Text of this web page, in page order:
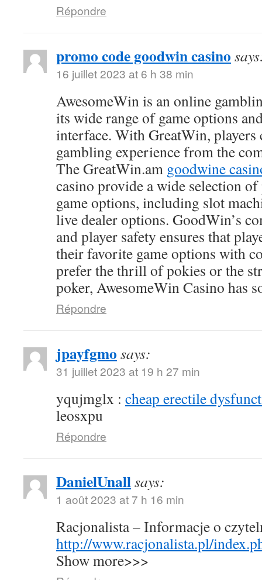
Répondre
promo code goodwin casino
16 juillet 2023 at 6 h 38 min
AwesomeWin is an online
its wide range of game options
interface. With GreatWin, players
gambling experience from the
The GreatWin.am goodwine
casino provide a wide selection
game options, including slot
live dealer options. GoodWin’s
and player safety ensures that
their favorite game options with
prefer the thrill of pokies or the
poker, AwesomeWin Casino has
Répondre
jpayfgmo says:
31 juillet 2023 at 19 h 27 min
yqujmglx : cheap erectile
leosxpu
Répondre
DanielUnallsays:
1 août 2023 at 7 h 16 min
Racjonalista – Informacje o
http://www.racjonalista.pl/
Show more>>>